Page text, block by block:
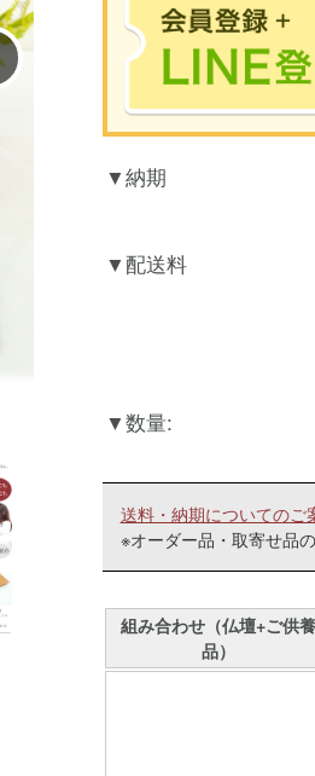
お
LINEのアカウントを
納期
配送料
数量:
送料・納期についてのご
※オーダー品・取寄せ品
組み合わせ（仏壇+ご供養
品）